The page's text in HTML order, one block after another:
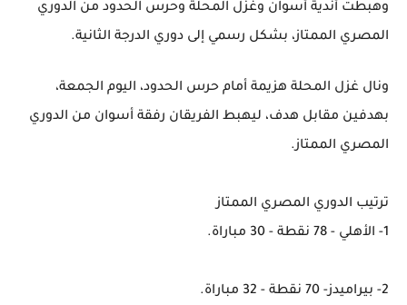
وهبطت أندية أسوان وغزل المحلة وحرس الحدود من الدوري
المصري الممتاز، بشكل رسمي إلى دوري الدرجة الثانية.
ونال غزل المحلة هزيمة أمام حرس الحدود، اليوم الجمعة،
بهدفين مقابل هدف، ليهبط الفريقان رفقة أسوان من الدوري
المصري الممتاز.
ترتيب الدوري المصري الممتاز
1- الأهلي - 78 نقطة - 30 مباراة.
2- بيراميدز- 70 نقطة - 32 مباراة.